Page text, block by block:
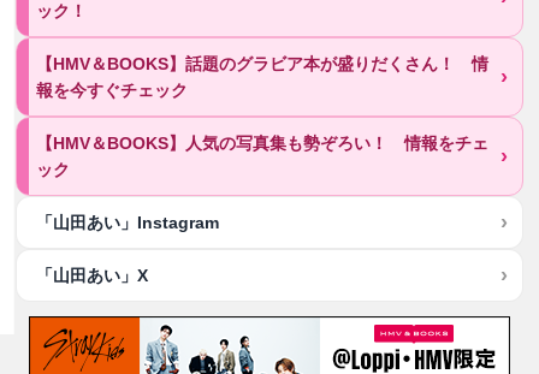
ック！
【HMV＆BOOKS】話題のグラビア本が盛りだくさん！ 情
報を今すぐチェック
【HMV＆BOOKS】人気の写真集も勢ぞろい！ 情報をチェ
ック
「山田あい」Instagram
「山田あい」X